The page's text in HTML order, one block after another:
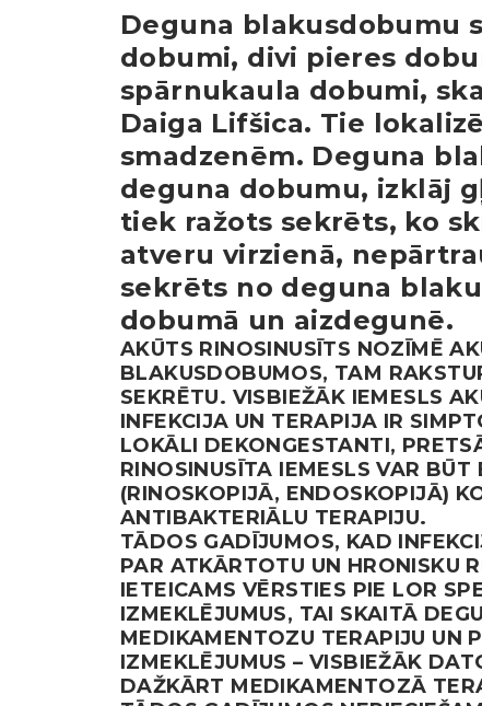
Deguna blakusdobumu
dobumi, divi pieres
spārnukaula dobumi,
Daiga Lifšica. Tie
smadzenēm. Deguna
deguna dobumu, izklāj
tiek ražots sekrēts, ko
atveru virzienā,
sekrēts no deguna
dobumā un aizdegunē.
AKŪTS RINOSINUSĪTS NOZĪMĒ
BLAKUSDOBUMOS, TAM
SEKRĒTU. VISBIEŽĀK IEMESLS
INFEKCIJA UN TERAPIJA IR
LOKĀLI DEKONGESTANTI,
RINOSINUSĪTA IEMESLS VAR
(RINOSKOPIJĀ, ENDOSKOPIJĀ)
ANTIBAKTERIĀLU TERAPIJU.
TĀDOS GADĪJUMOS, KAD
PAR ATKĀRTOTU UN HRONISKU
IETEICAMS VĒRSTIES PIE LOR
IZMEKLĒJUMUS, TAI SKAITĀ
MEDIKAMENTOZU TERAPIJU UN
IZMEKLĒJUMUS – VISBIEŽĀK
DAŽKĀRT MEDIKAMENTOZĀ